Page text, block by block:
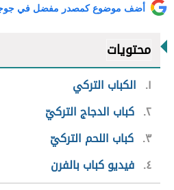
أضف موضوع كمصدر مفضل في
محتويات
١
الكباب التركي
٢ كباب الدجاج التركيّ
٣ كباب اللحم التركيّ
٤ فيديو كباب بالفرن